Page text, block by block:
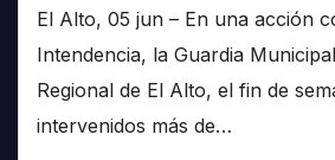
El Alto, 05 jun – En una acción
Intendencia, la Guardia
Regional de El Alto, el fin de
intervenidos más de…